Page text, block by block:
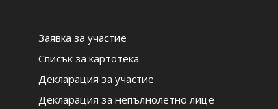
Заявка за участие
Списък за картотека
Декларация за участие
Декларация за непълнолетно лице